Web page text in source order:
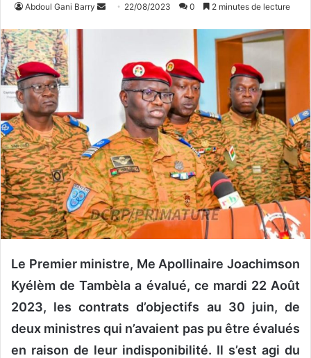
Abdoul Gani Barry
n
c
o
u
r
r
i
22/08/2023 0 2 minutes de lecture
Le Premier ministre, Me Apollinaire Joachimson
Kyélèm de Tambèla a évalué, ce mardi 22 Août
2023, les contrats d’objectifs au 30 juin, de
deux ministres qui n’avaient pas pu être évalués
en raison de leur indisponibilité. Il s’est agi du